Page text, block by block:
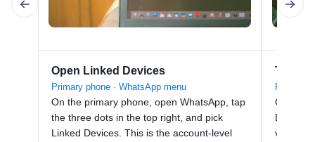
Open Linked Devices
Primary phone · WhatsApp menu
On the primary phone, open WhatsApp, tap
the three dots in the top right, and pick
Linked Devices. This is the account-level
Tap
Primary
On the
Device.